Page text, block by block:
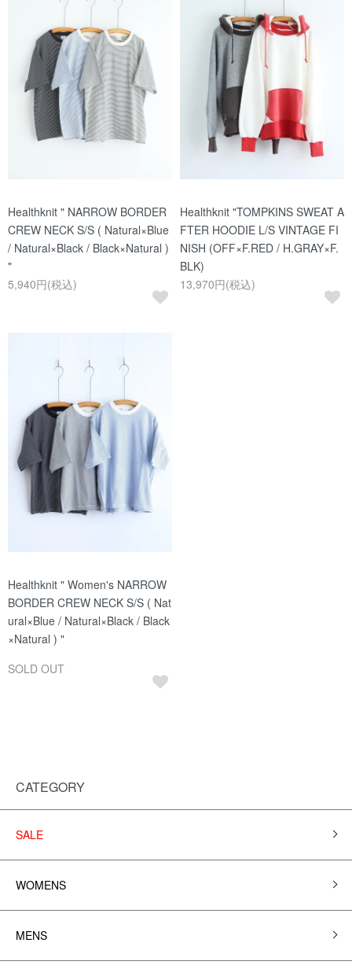
Healthknit " NARROW BORDER
CREW NECK S/S ( Natural×Blue
/ Natural×Black / Black×Natural )
"
5,940円(税込)
Healthknit "TOMPKINS SWEAT A
FTER HOODIE L/S VINTAGE FI
NISH (OFF×F.RED / H.GRAY×F.
BLK)
13,970円(税込)
Healthknit " Women's NARROW
BORDER CREW NECK S/S ( Nat
ural×Blue / Natural×Black / Black
×Natural ) "
SOLD OUT
CATEGORY
SALE
WOMENS
MENS